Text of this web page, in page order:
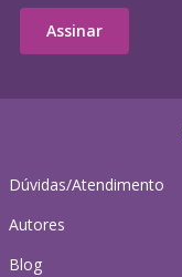
Dúvidas/Atendimento
Autores
Blog
Assinar